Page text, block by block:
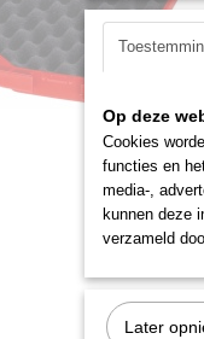
Op deze
Cookies
functies en
media-,
kunnen deze
verzameld
Later